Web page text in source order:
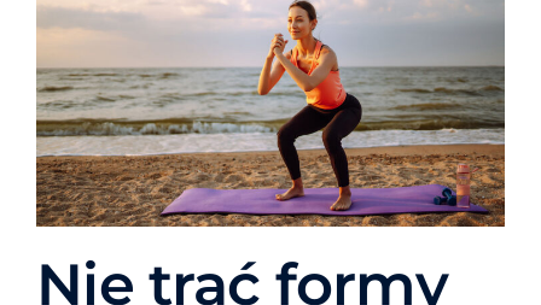
Nie trać formy